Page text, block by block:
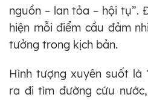
nguồn – lan tỏa – hội tụ”.
hiện mỗi điểm cầu đảm
tưởng trong kịch bản.
Hình tượng xuyên suốt
ra đi tìm đường cứu